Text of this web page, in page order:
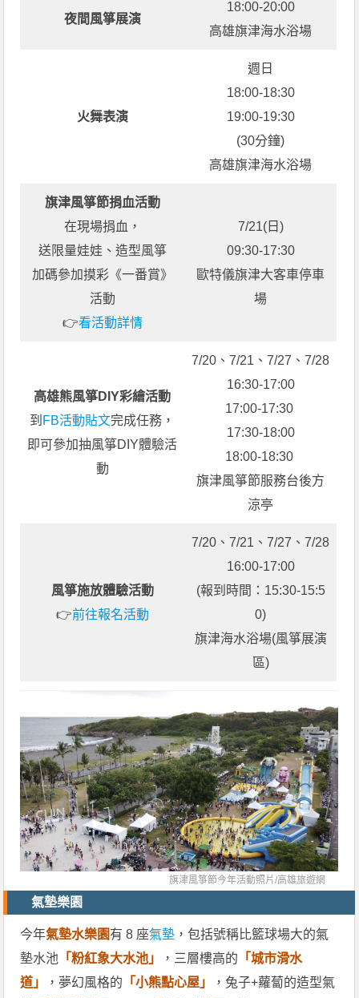
夜間風箏展演
18:00-20:00
高雄旗津海水浴場
火舞表演
週日
18:00-18:30
19:00-19:30
(30分鐘)
高雄旗津海水浴場
旗津風箏節捐血活動
在現場捐血，
送限量娃娃、造型風箏
加碼參加摸彩《一番賞》
活動
👉看活動詳情
7/21(日)
09:30-17:30
歐特儀旗津大客車停車
場
高雄熊風箏DIY彩繪活動
到 FB活動貼文完成任務，
即可參加抽風箏DIY體驗活
動
7/20、7/21、7/27、7/28
16:30-17:00
17:00-17:30
17:30-18:00
18:00-18:30
旗津風箏節服務台後方
涼亭
風箏施放體驗活動
👉前往報名活動
7/20、7/21、7/27、7/28
16:00-17:00
(報到時間：15:30-15:5
0)
旗津海水浴場(風箏展演
區)
旗津風箏節今年活動照片/高雄旅遊網
氣墊樂園
今年氣墊水樂園有 8 座氣墊 ，包括號稱比籃球場大的氣
墊水池 「粉紅象大水池」 ，三層樓高的 「城市滑水
道」
，夢幻風格的 「小熊點心屋」
，兔子+蘿蔔的造型氣